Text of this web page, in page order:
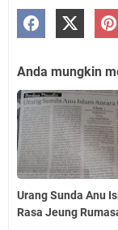
Anda mungkin
Urang Sunda Anu
Rasa Jeung